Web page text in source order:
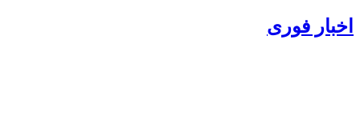
اخبار فوری